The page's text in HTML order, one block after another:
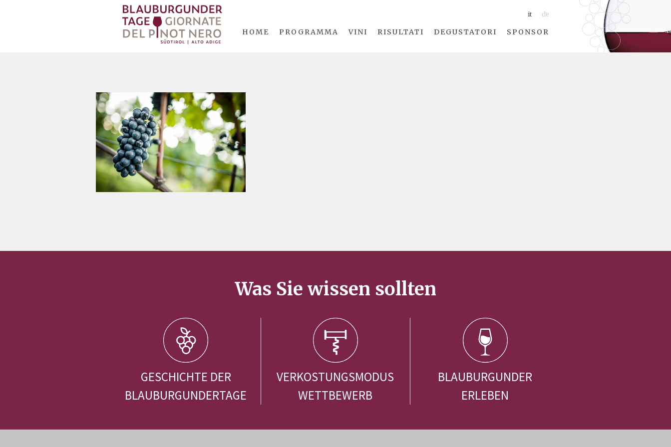
it de
HOME PROGRAMMA VINI RISULTATI DEGUSTATORI SPONSOR
Was Sie wissen sollten
GESCHICHTE DER
BLAUBURGUNDERTAGE
VERKOSTUNGSMODUS
WETTBEWERB
BLAUBURGUNDER
ERLEBEN